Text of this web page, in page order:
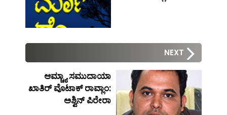
NEXT
ಆಮ್ಚ್ಯಾ ಸಮುದಾಯಾ
ಖಾತಿರ್ ವೊಟಾಕ್ ರಾವ್ಲಾಂ:
ಅಶ್ವಿನ್ ಪಿರೇರಾ